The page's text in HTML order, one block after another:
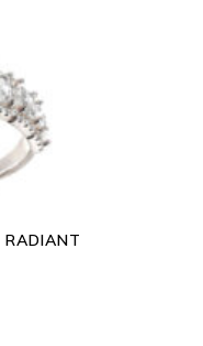
RADIANT